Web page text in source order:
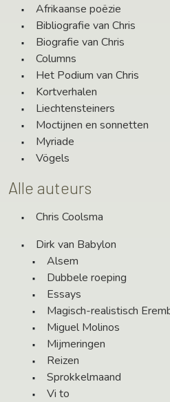
Afrikaanse poëzie
Bibliografie van Chris
Biografie van Chris
Columns
Het Podium van Chris
Kortverhalen
Liechtensteiners
Moctijnen en sonnetten
Myriade
Vögels
Alle auteurs
Chris Coolsma
Dirk van Babylon
Alsem
Dubbele roeping
Essays
Magisch-realistisch
Miguel Molinos
Mijmeringen
Reizen
Sprokkelmaand
Vi to